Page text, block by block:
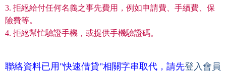
3. 拒絕給付任何名義之事先費用，例如申請費、手續費、保
險費等。
4. 拒絕幫忙驗證手機，或提供手機驗證碼。
聯絡資料已用"快速借貸"相關字串取代，請先登入會員